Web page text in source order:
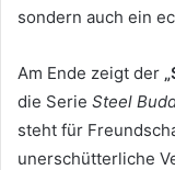
sondern auch ein
Am Ende zeigt der
die Serie Steel
steht für
unerschütterliche